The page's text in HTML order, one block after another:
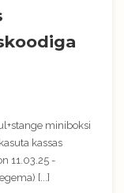
miniboksi
kassas
11.03.25 -
[...]